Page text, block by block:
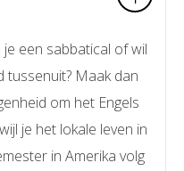
een sabbatical of wil
tussenuit? Maak dan
om het Engels
je het lokale leven in
in Amerika volg